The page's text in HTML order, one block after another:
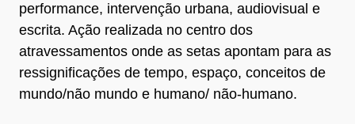
performance, intervenção urbana, audiovisual e
escrita. Ação realizada no centro dos
atravessamentos onde as setas apontam para as
ressignificações de tempo, espaço, conceitos de
mundo/não mundo e humano/ não-humano.